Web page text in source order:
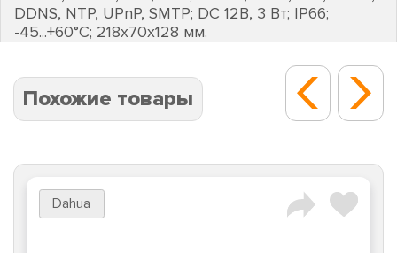
DDNS, NTP, UPnP, SMTP; DC 12В, 3 Вт; IP66;
-45...+60°C; 218х70х128 мм.
Похожие товары
Dahua